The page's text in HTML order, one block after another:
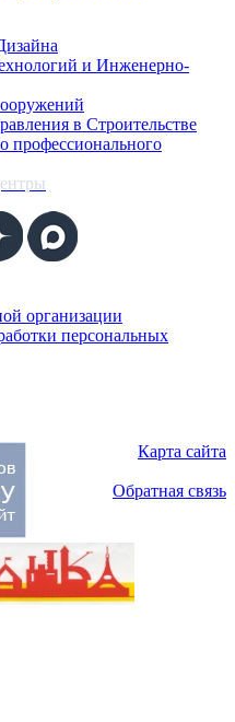
и Инженерно-
в Строительстве
профессионального
организации
персональных
Карта сайта
Обратная связь